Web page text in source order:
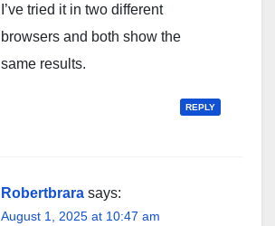
I’ve tried it in two different
browsers and both show the
same results.
REPLY
Robertbrara says:
August 1, 2025 at 10:47 am